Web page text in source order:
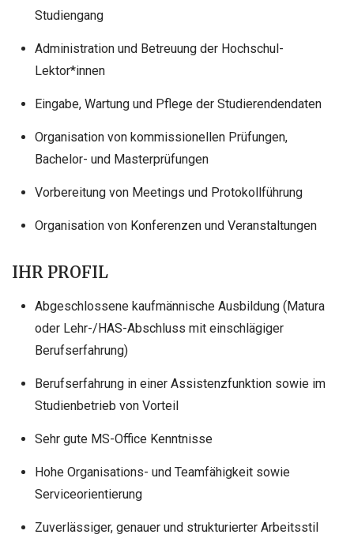
Studiengang
Administration und Betreuung der Hochschul-
Lektor*innen
Eingabe, Wartung und Pflege der Studierendendaten
Organisation von kommissionellen Prüfungen,
Bachelor- und Masterprüfungen
Vorbereitung von Meetings und Protokollführung
Organisation von Konferenzen und Veranstaltungen
IHR PROFIL
Abgeschlossene kaufmännische Ausbildung (Matura
oder Lehr-/HAS-Abschluss mit einschlägiger
Berufserfahrung)
Berufserfahrung in einer Assistenzfunktion sowie im
Studienbetrieb von Vorteil
Sehr gute MS-Office Kenntnisse
Hohe Organisations- und Teamfähigkeit sowie
Serviceorientierung
Zuverlässiger, genauer und strukturierter Arbeitsstil